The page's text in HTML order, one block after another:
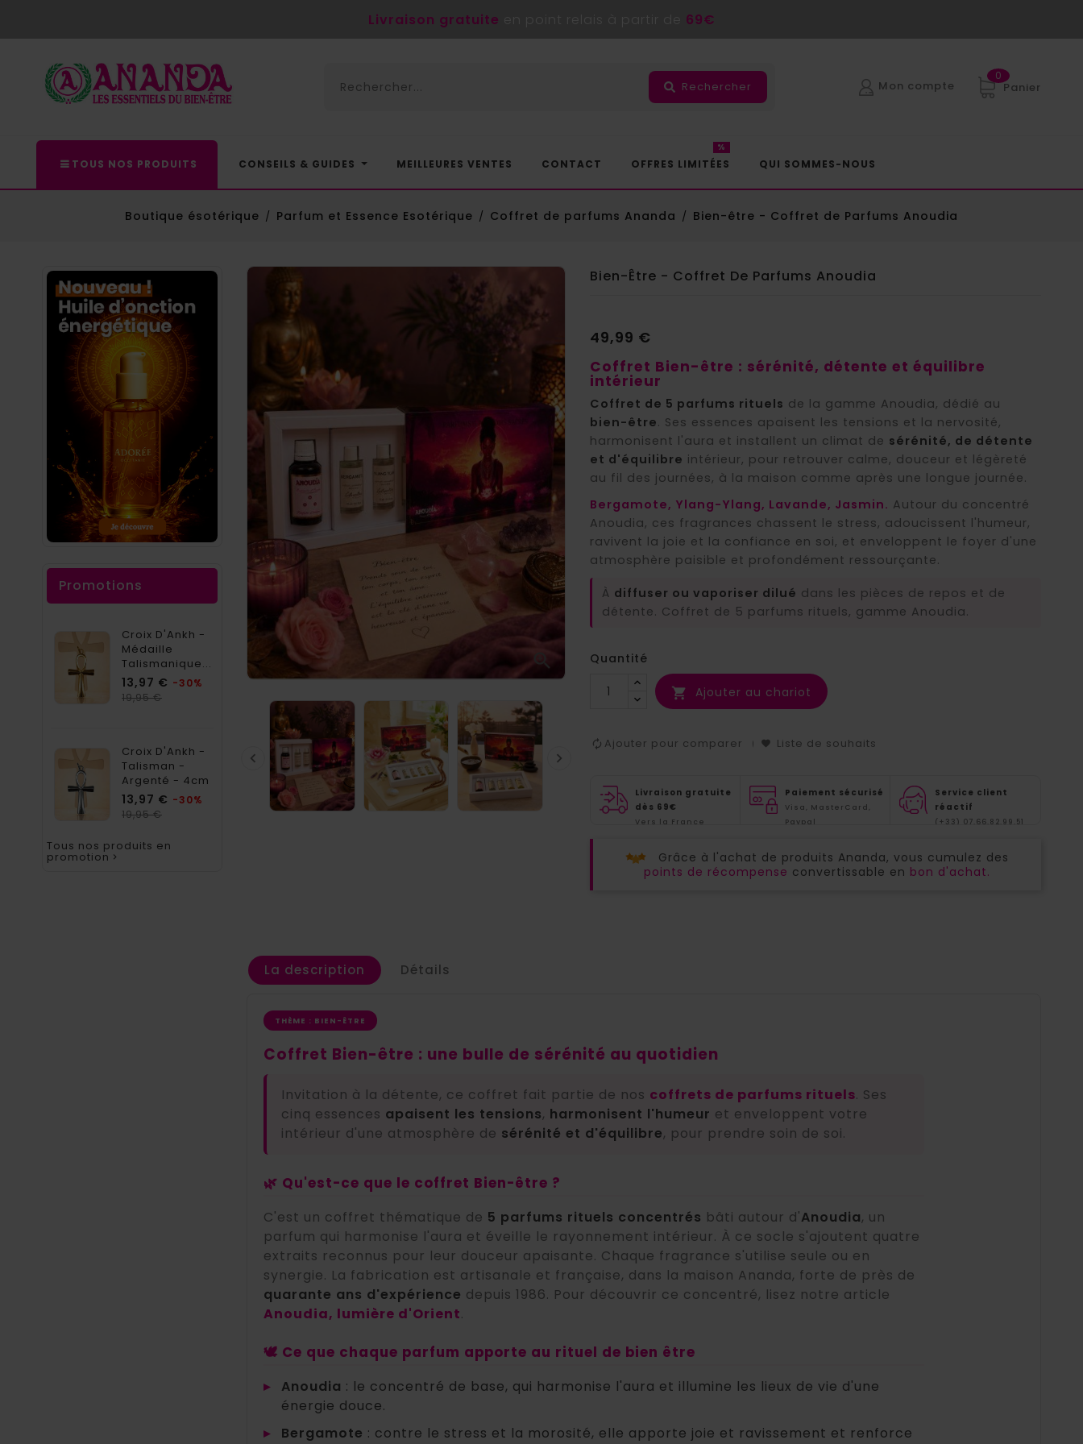
Livraison gratuite 69€
Panier
0
Rechercher Mon compte
TOUS NOS PRODUITS CONSEILS & GUIDES MEILLEURES VENTES CONTACT OFFRES LIMITÉES
%
QUI SOMMES-NOUS
Boutique ésotérique Parfum et Essence Esotérique Coffret de parfums Ananda Bien-être - Coffret de Parfums Anoudia
Promotions
Croix D'Ankh -
Médaille
Talismanique...
13,97 € Prix
-30%
19,95 €Prix
Croix D'Ankh -
Talisman -
Argenté - 4cm
13,97 € Prix
-30%
19,95 €Prix
Tous nos produits en
promotion 

 
Bien-Être - Coffret De Parfums Anoudia
49,99 €
Coffret Bien-être : sérénité, détente et équilibre
intérieur
Coffret de 5 parfums rituels de la gamme Anoudia, dédié au
bien-être. Ses essences apaisent les tensions et la nervosité,
harmonisent l'aura et installent un climat de sérénité, de détente
et d'équilibre intérieur, pour retrouver calme, douceur et légèreté
au fil des journées, à la maison comme après une longue journée.
Bergamote, Ylang-Ylang, Lavande, Jasmin. Autour du concentré
Anoudia, ces fragrances chassent le stress, adoucissent l'humeur,
ravivent la joie et la confiance en soi, et enveloppent le foyer d'une
atmosphère paisible et profondément ressourçante.
À diffuser ou vaporiser dilué dans les pièces de repos et de
détente. Coffret de 5 parfums rituels, gamme Anoudia.
Quantité
 Ajouter au chariot
Ajouter pour comparer Liste de souhaits
Livraison gratuite
dès 69€
Vers la France
Paiement sécurisé
Visa, MasterCard,
Paypal
Service client
réactif
(+33) 07.66.82.99.51
Grâce à l'achat de produits Ananda, vous cumulez des
points de récompense convertissable en bon d'achat.
La description Détails
THÈME : BIEN-ÊTRE
Coffret Bien-être : une bulle de sérénité au quotidien
Invitation à la détente, ce coffret fait partie de nos coffrets de parfums rituels. Ses
cinq essences apaisent les tensions, harmonisent l'humeur et enveloppent votre
intérieur d'une atmosphère de sérénité et d'équilibre, pour prendre soin de soi.
🌿 Qu'est-ce que le coffret Bien-être ?
C'est un coffret thématique de 5 parfums rituels concentrés bâti autour d'Anoudia, un
parfum qui harmonise l'aura et éveille le rayonnement intérieur. À ce socle s'ajoutent quatre
extraits reconnus pour leur douceur apaisante. Chaque fragrance s'utilise seule ou en
synergie. La fabrication est artisanale et française, dans la maison Ananda, forte de près de
quarante ans d'expérience depuis 1986. Pour découvrir ce concentré, lisez notre article
Anoudia, lumière d'Orient.
🕊️ Ce que chaque parfum apporte au rituel de bien être
▸ Anoudia : le concentré de base, qui harmonise l'aura et illumine les lieux de vie d'une
énergie douce.
▸
Bergamote : contre le stress et la morosité, elle apporte joie et ravissement et renforce